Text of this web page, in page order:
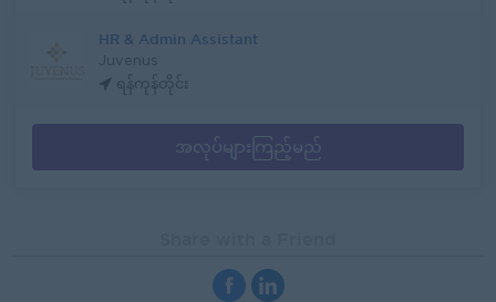
HR & Admin Assistant
Juvenus
ရန်ကုန်တိုင်း
အလုပ်များကြည့်မည်